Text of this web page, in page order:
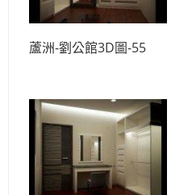
蘆洲-劉公館3D圖-55